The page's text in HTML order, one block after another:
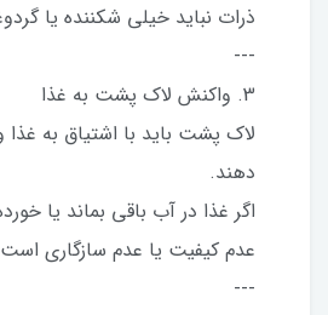
ذرات نباید خیلی شکننده یا
---
3. واکنش لاک پشت به غذا
لاک پشت باید با اشتیاق به
دهند.
اگر غذا در آب باقی بماند یا
عدم کیفیت یا عدم سازگاری
---